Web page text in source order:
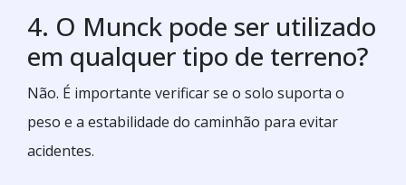
4. O Munck pode ser utilizado
em qualquer tipo de terreno?
Não. É importante verificar se o solo suporta o
peso e a estabilidade do caminhão para evitar
acidentes.